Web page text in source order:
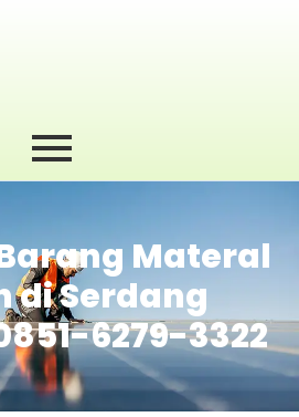
Materal
di Serdang
6279-3322